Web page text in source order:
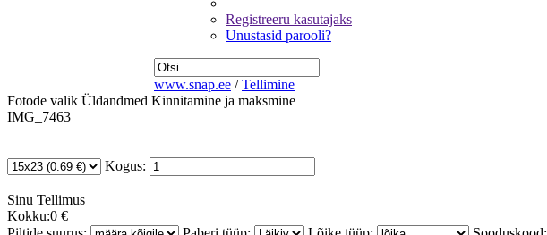
Registreeru kasutajaks
Unustasid parooli?
www.snap.ee / Tellimine
Fotode valik Üldandmed Kinnitamine ja maksmine
IMG_7463
Kogus:
Sinu Tellimus
Kokku:0 €